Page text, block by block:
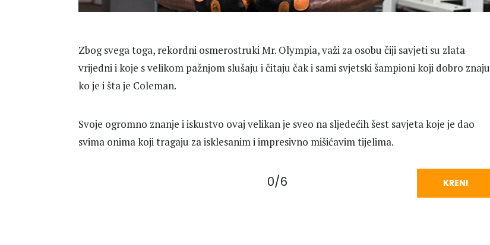
Zbog svega toga, rekordni osmerostruki Mr. Olympia, važi za osobu čiji savjeti su zlata
vrijedni i koje s velikom pažnjom slušaju i čitaju čak i sami svjetski šampioni koji dobro znaju
ko je i šta je Coleman.
Svoje ogromno znanje i iskustvo ovaj velikan je sveo na sljedećih šest savjeta koje je dao
svima onima koji tragaju za isklesanim i impresivno mišićavim tijelima.
0/6 KRENI